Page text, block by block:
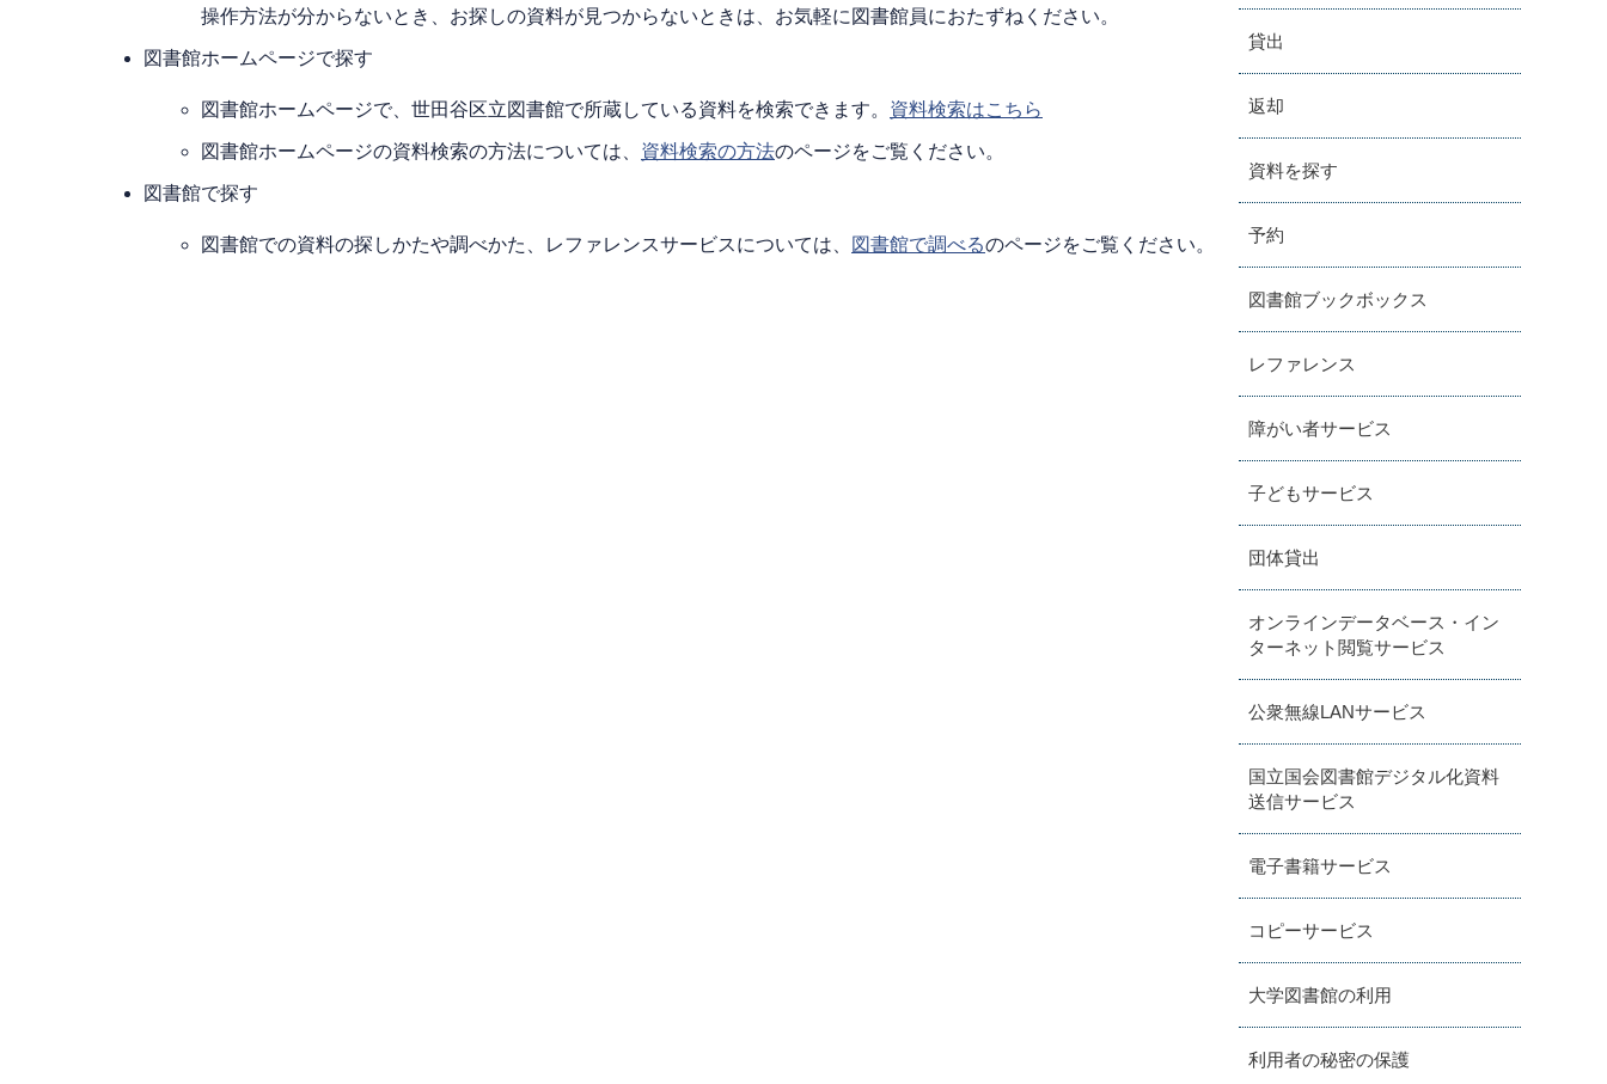
操作方法が分からないとき、お探しの資料が見つからないときは、お気軽に図書館員におたずねください。
図書館ホームページで探す
図書館ホームページで、世田谷区立図書館で所蔵している資料を検索できます。 資料検索はこちら
図書館ホームページの資料検索の方法については、 資料検索の方法のページをご覧ください。
図書館で探す
図書館での資料の探しかたや調べかた、レファレンスサービスについては、 図書館で調べるのページをご覧ください。
貸出
返却
資料を探す
予約
図書館ブックボックス
レファレンス
障がい者サービス
子どもサービス
団体貸出
オンラインデータベース・イン
ターネット閲覧サービス
公衆無線LANサービス
国立国会図書館デジタル化資料
送信サービス
電子書籍サービス
コピーサービス
大学図書館の利用
利用者の秘密の保護